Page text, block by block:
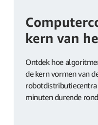
kern van
Ontdek hoe
de kern vormen van
minuten durende